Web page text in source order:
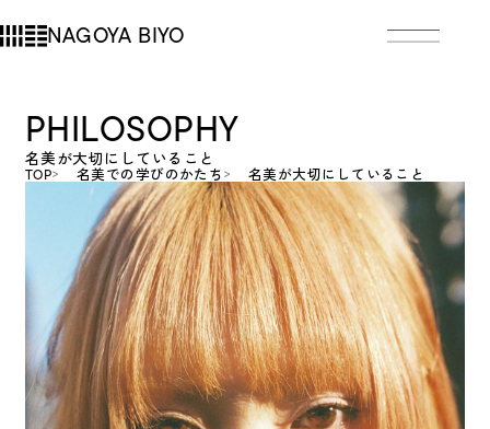
NAGOYA BIYO
PHILOSOPHY
名美が大切にしていること
TOP 名美での学びのかたち 名美が大切にしていること